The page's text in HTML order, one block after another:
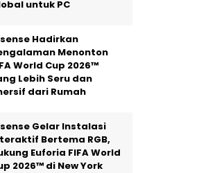
untuk PC
Hadirkan
Menonton
World Cup 2026™
Lebih Seru dan
dari Rumah
Gelar Instalasi
Bertema RGB,
Euforia FIFA World
2026™ di New York